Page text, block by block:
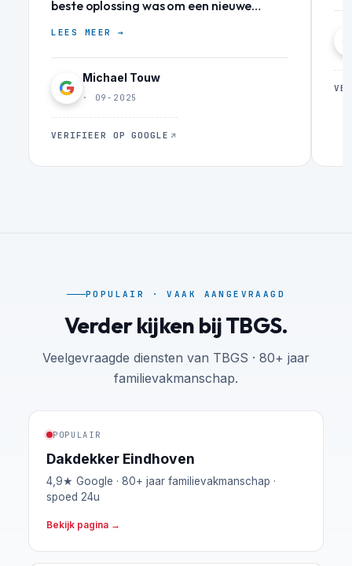
beste oplossing was om een nieuwe
Duidelijke offerte geleverd met goede
onderbouwing! Woensdag stonden ze
weer voor de deur om de hele goot
opnieuw te coaten. Goed advies
gekregen over eventuele toekomstige
LEES MEER →
Michael Touw
· 09-2025
VERIFIEER OP GOOGLE
POPULAIR · VAAK AANGEVRAAGD
Verder kijken bij TBGS.
Veelgevraagde diensten van TBGS · 80+ jaar
familievakmanschap.
POPULAIR
Dakdekker Eindhoven
4,9★ Google · 80+ jaar familievakmanschap ·
spoed 24u
Bekijk pagina →